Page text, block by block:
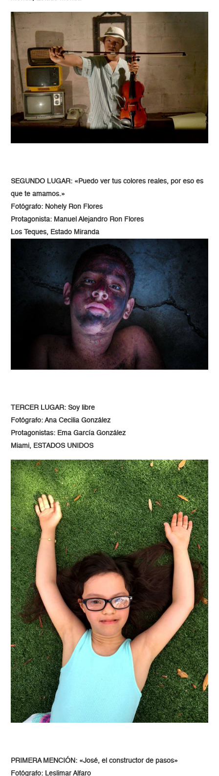
SEGUNDO LUGAR: «Puedo ver tus colores reales, por eso es
que te amamos.»
Fotógrafo: Nohely Ron Flores
Protagonista: Manuel Alejandro Ron Flores
Los Teques, Estado Miranda
TERCER LUGAR: Soy libre
Fotógrafo: Ana Cecilia González
Protagonistas: Ema García González
Miami, ESTADOS UNIDOS
PRIMERA MENCIÓN: «José, el constructor de pasos»
Fotógrafo: Leslimar Alfaro